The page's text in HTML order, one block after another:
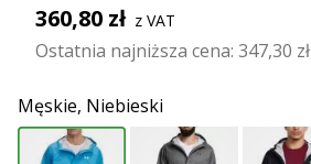
360,80 zł z VAT
Ostatnia najniższa cena: 347,30 zł
Męskie, Niebieski